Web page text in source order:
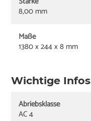
8,00 mm
Maße
1380 x 244 x 8 mm
Wichtige Infos
Abriebsklasse
AC 4